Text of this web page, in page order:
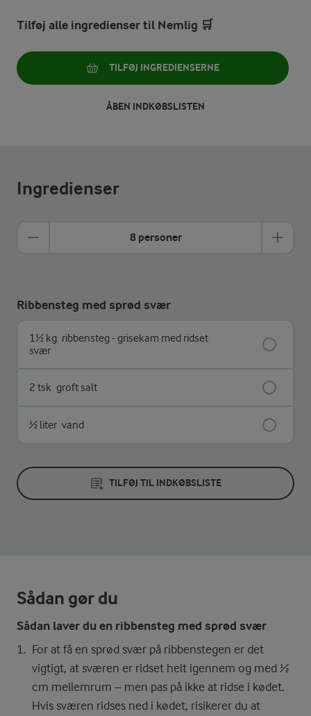
Tilføj alle ingredienser til Nemlig 🛒
TILFØJ INGREDIENSERNE
ÅBEN INDKØBSLISTEN
Ingredienser
8 personer
Ribbensteg med sprød svær
1½ kg ribbensteg - grisekam med ridset
svær
2 tsk groft salt
½ liter vand
TILFØJ TIL INDKØBSLISTE
Sådan gør du
Sådan laver du en ribbensteg med sprød svær
For at få en sprød svær på ribbenstegen er det
vigtigt, at sværen er ridset helt igennem og med ½
cm mellemrum – men pas på ikke at ridse i kødet.
Hvis sværen ridses ned i kødet, risikerer du at